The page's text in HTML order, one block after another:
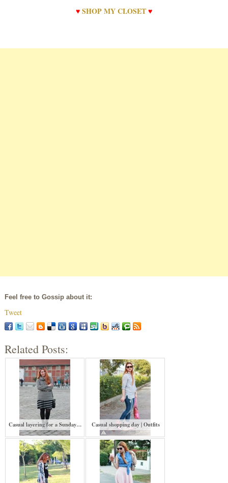
♥SHOP MY CLOSET♥
Feel free to Gossip about it:
Tweet
Related Posts:
Casual layering for a Sunday… Casual shopping day | Outfits